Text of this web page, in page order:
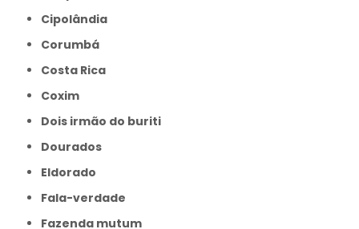
Cipolândia
Corumbá
Costa Rica
Coxim
Dois irmão do buriti
Dourados
Eldorado
Fala-verdade
Fazenda mutum